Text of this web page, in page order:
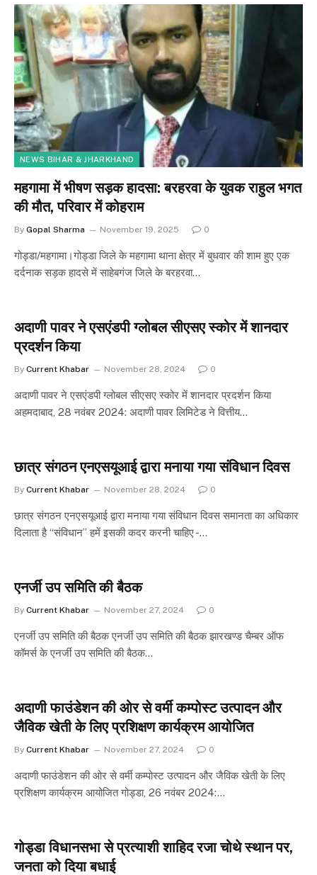
NEWS BIHAR & JHARKHAND
महगामा में भीषण सड़क हादसा: बरहरवा के युवक राहुल भगत
की मौत, परिवार में कोहराम
By Gopal Sharma November 19, 2025 0
गोड्डा/महगामा।गोड्डा जिले के महगामा थाना क्षेत्र में बुधवार की शाम हुए एक
दर्दनाक सड़क हादसे में साहेबगंज जिले के बरहरवा…
अदाणी पावर ने एसएंडपी ग्लोबल सीएसए स्कोर में शानदार
प्रदर्शन किया
By Current Khabar November 28, 2024 0
अदाणी पावर ने एसएंडपी ग्लोबल सीएसए स्कोर में शानदार प्रदर्शन किया
अहमदाबाद, 28 नवंबर 2024: अदाणी पावर लिमिटेड ने वित्तीय…
छात्र संगठन एनएसयूआई द्वारा मनाया गया संविधान दिवस
By Current Khabar November 28, 2024 0
छात्र संगठन एनएसयूआई द्वारा मनाया गया संविधान दिवस समानता का अधिकार
दिलाता है “संविधान” हमें इसकी कदर करनी चाहिए -…
एनर्जी उप समिति की बैठक
By Current Khabar November 27, 2024 0
एनर्जी उप समिति की बैठक एनर्जी उप समिति की बैठक झारखण्ड चैम्बर ऑफ
कॉमर्स के एनर्जी उप समिति की बैठक…
अदाणी फाउंडेशन की ओर से वर्मी कम्पोस्ट उत्पादन और
जैविक खेती के लिए प्रशिक्षण कार्यक्रम आयोजित
By Current Khabar November 27, 2024 0
अदाणी फाउंडेशन की ओर से वर्मी कम्पोस्ट उत्पादन और जैविक खेती के लिए
प्रशिक्षण कार्यक्रम आयोजित गोड्डा, 26 नवंबर 2024:…
गोड्डा विधानसभा से प्रत्याशी शाहिद रजा चोथे स्थान पर,
जनता को दिया बधाई